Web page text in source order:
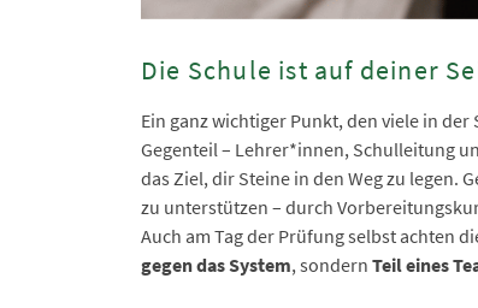
Die Schule ist auf deiner
Ein ganz wichtiger Punkt, den viele in der
Gegenteil – Lehrer*innen, Schulleitung
das Ziel, dir Steine in den Weg zu legen.
zu unterstützen – durch
Auch am Tag der Prüfung selbst achten
gegen das System, sondern Teil eines